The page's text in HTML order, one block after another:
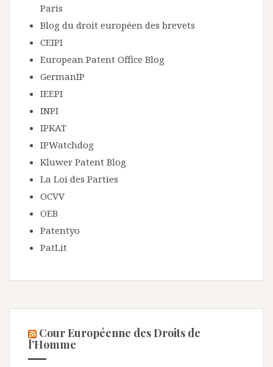
Paris
Blog du droit européen des brevets
CEIPI
European Patent Office Blog
GermanIP
IEEPI
INPI
IPKAT
IPWatchdog
Kluwer Patent Blog
La Loi des Parties
OCVV
OEB
Patentyo
PatLit
Cour Européenne des Droits de
l’Homme